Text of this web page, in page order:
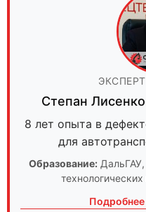
Степан
8 лет опыта в
для
Образование: ДальГАУ
Подробнее